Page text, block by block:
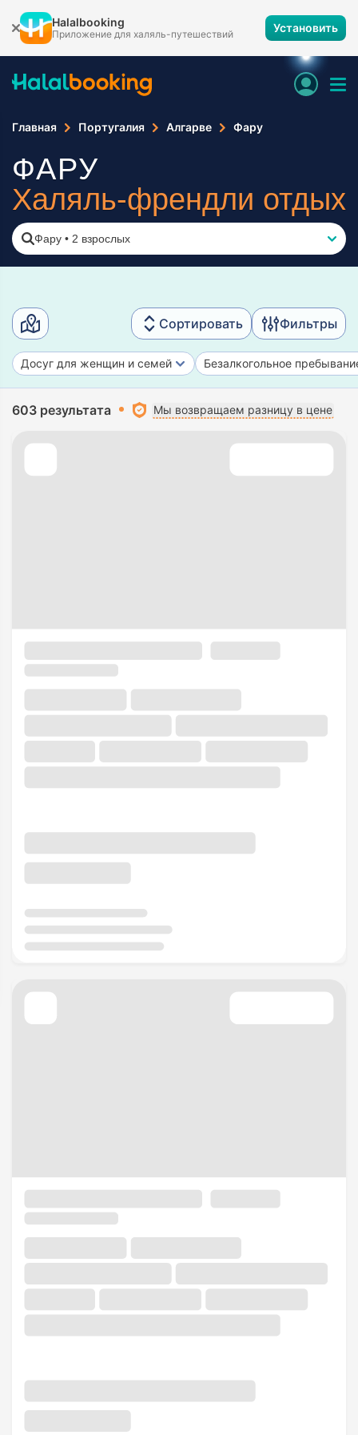
Halalbooking
Приложение для халяль-путешествий Установить
Главная Португалия Алгарве Фару
ФАРУ
Халяль-френдли отдых
Фару • 2 взрослых
Сортировать Фильтры
Досуг для женщин и семей Безалкогольное
603 результата Мы возвращаем разницу в цене